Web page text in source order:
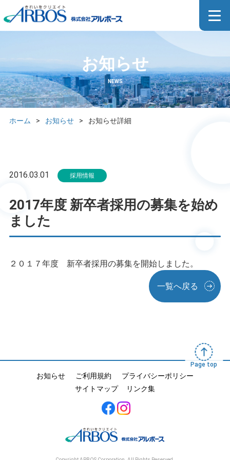
お知らせ
NEWS
ホーム > お知らせ > お知らせ詳細
2016.03.01 採用情報
2017年度 新卒者採用の募集を始め
ました
２０１７年度 新卒者採用の募集を開始しました。
一覧へ戻る
Page top
お知らせ ご利用規約
プライバシーポリシー
サイトマップ
リンク集